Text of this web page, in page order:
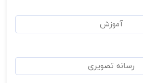
آموزش
رسانه تصویری